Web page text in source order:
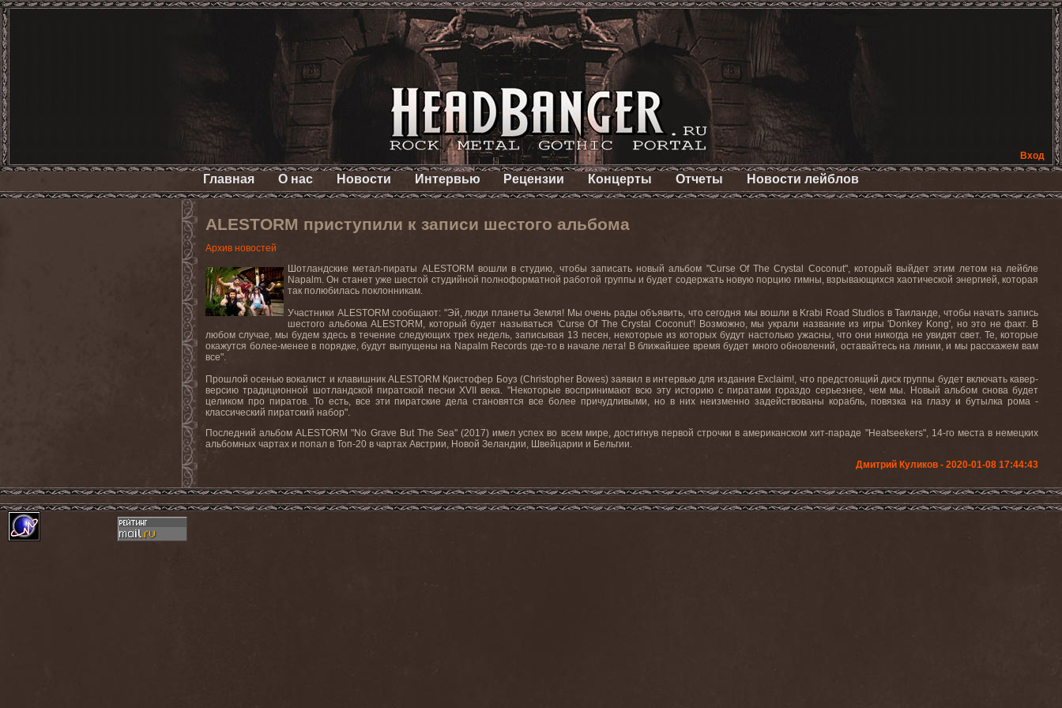
Вход
Главная О нас Новости Интервью Рецензии Концерты Отчеты Новости лейблов
ALESTORM приступили к записи шестого альбома
Архив новостей
Шотландские метал-пираты ALESTORM вошли в студию, чтобы записать новый альбом "Curse Of The Crystal Coconut", который выйдет этим летом на лейбле
Napalm. Он станет уже шестой студийной полноформатной работой группы и будет содержать новую порцию гимны, взрывающихся хаотической энергией, которая
так полюбилась поклонникам.
Участники ALESTORM сообщают: "Эй, люди планеты Земля! Мы очень рады объявить, что сегодня мы вошли в Krabi Road Studios в Таиланде, чтобы начать запись
шестого альбома ALESTORM, который будет называться 'Curse Of The Crystal Coconut'! Возможно, мы украли название из игры 'Donkey Kong', но это не факт. В
любом случае, мы будем здесь в течение следующих трех недель, записывая 13 песен, некоторые из которых будут настолько ужасны, что они никогда не увидят свет. Те, которые
окажутся более-менее в порядке, будут выпущены на Napalm Records где-то в начале лета! В ближайшее время будет много обновлений, оставайтесь на линии, и мы расскажем вам
все".
Прошлой осенью вокалист и клавишник ALESTORM Кристофер Боуз (Christopher Bowes) заявил в интервью для издания Exclaim!, что предстоящий диск группы будет включать кавер-
версию традиционной шотландской пиратской песни XVII века. "Некоторые воспринимают всю эту историю с пиратами гораздо серьезнее, чем мы. Новый альбом снова будет
целиком про пиратов. То есть, все эти пиратские дела становятся все более причудливыми, но в них неизменно задействованы корабль, повязка на глазу и бутылка рома -
классический пиратский набор".
Последний альбом ALESTORM "No Grave But The Sea" (2017) имел успех во всем мире, достигнув первой строчки в американском хит-параде "Heatseekers", 14-го места в немецких
альбомных чартах и попал в Топ-20 в чартах Австрии, Новой Зеландии, Швейцарии и Бельгии.
Дмитрий Куликов - 2020-01-08 17:44:43